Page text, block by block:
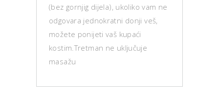
(bez gornjig dijela), ukoliko vam ne
odgovara jednokratni donji veš,
možete ponijeti vaš kupaći
kostim.Tretman ne uključuje
masažu